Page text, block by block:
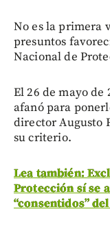
No es la primera
presuntos
Nacional de
El 26 de mayo de
afanó para
director Augusto
su criterio.
Lea también:
Protección sí se
“consentidos”